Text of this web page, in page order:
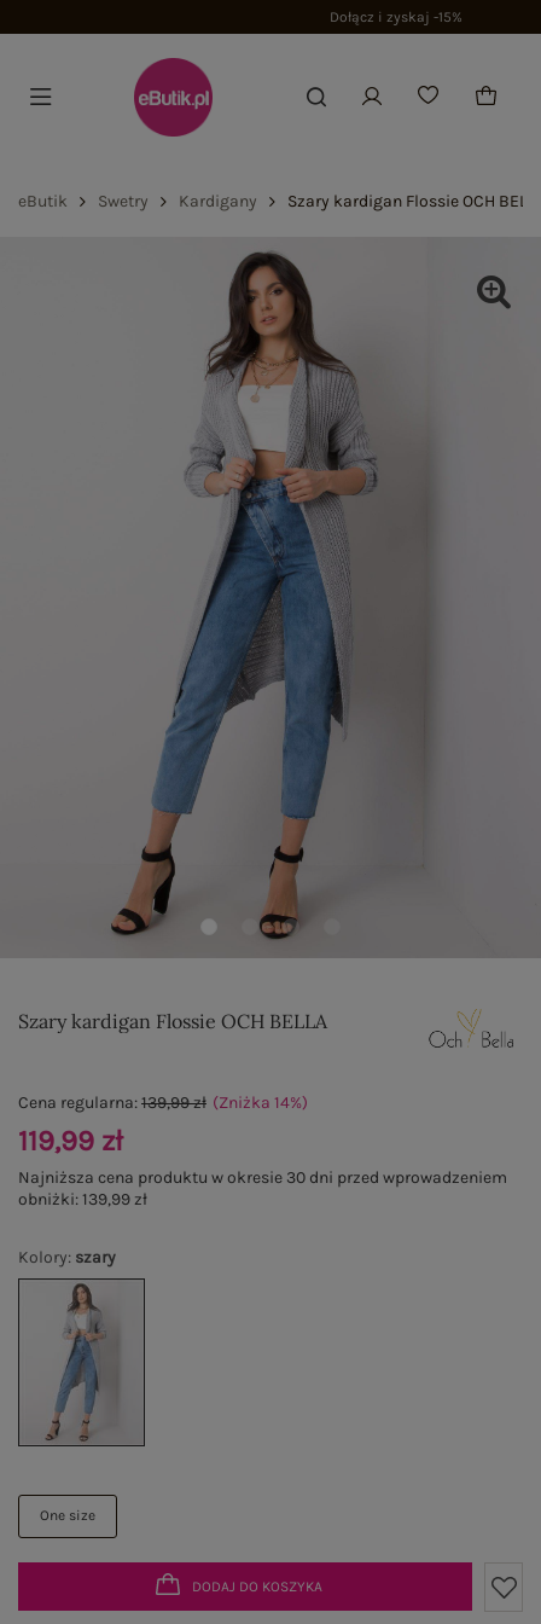
Dołącz i zyskaj -15%
eButik Swetry Kardigany Szary kardigan Flossie OCH
Szary kardigan Flossie OCH BELLA
Kolory: szary
One size
Cena regularna:139,99 zł (Zniżka 14%)
119,99 zł
Najniższa cena produktu w okresie 30 dni przed wprowadzeniem
obniżki:139,99 zł
DODAJ DO KOSZYKA